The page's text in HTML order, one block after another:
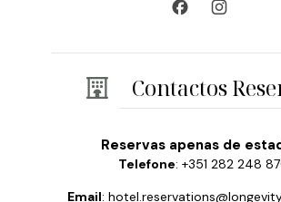
Contactos
Reservas apenas de
Telefone: +351 282 248
Email: